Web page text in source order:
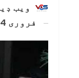
ويب
فروری 4, 2021